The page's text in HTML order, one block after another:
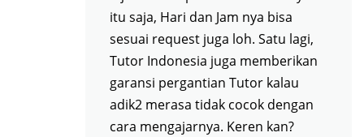
itu saja, Hari dan Jam nya bisa
sesuai request juga loh. Satu lagi,
Tutor Indonesia juga memberikan
garansi pergantian Tutor kalau
adik2 merasa tidak cocok dengan
cara mengajarnya. Keren kan?